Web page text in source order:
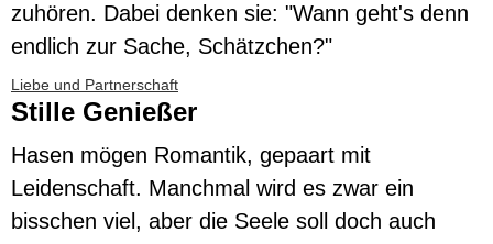
zuhören. Dabei denken sie: "Wann geht's denn
endlich zur Sache, Schätzchen?"
Liebe und Partnerschaft
Stille Genießer
Hasen mögen Romantik, gepaart mit
Leidenschaft. Manchmal wird es zwar ein
bisschen viel, aber die Seele soll doch auch